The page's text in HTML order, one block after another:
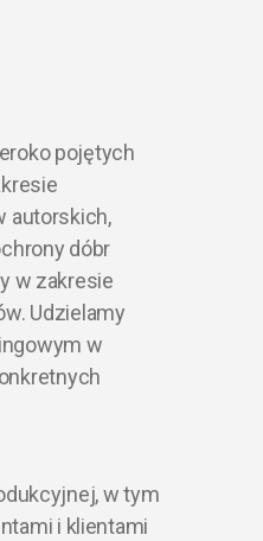
pojętych
autorskich,
dóbr
w zakresie
Udzielamy
w
w tym
i klientami